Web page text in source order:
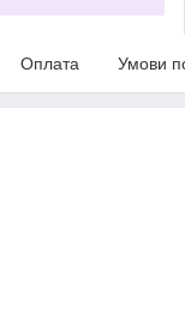
Оплата Умови